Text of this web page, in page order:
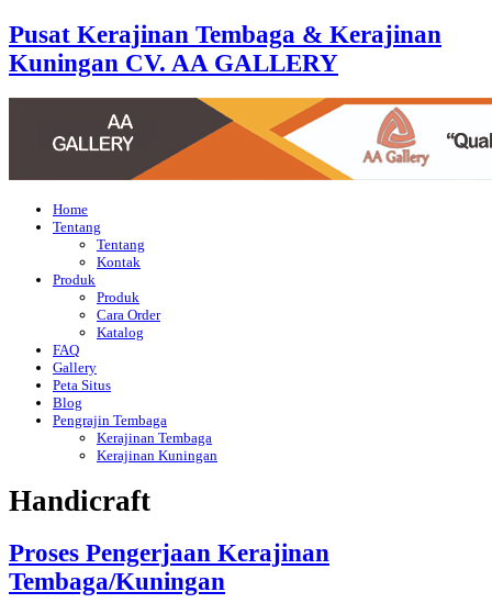
Pusat Kerajinan Tembaga & Kerajinan
Kuningan CV. AA GALLERY
Home
Tentang
Tentang
Kontak
Produk
Produk
Cara Order
Katalog
FAQ
Gallery
Peta Situs
Blog
Pengrajin Tembaga
Kerajinan Tembaga
Kerajinan Kuningan
Handicraft
Proses Pengerjaan Kerajinan
Tembaga/Kuningan